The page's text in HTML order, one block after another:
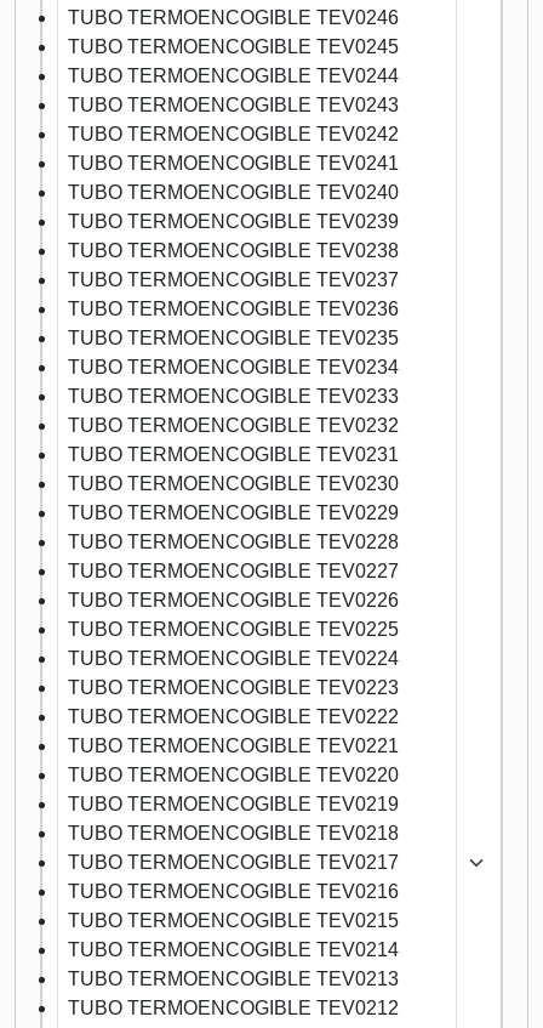
TUBO TERMOENCOGIBLE TEV0246
TUBO TERMOENCOGIBLE TEV0245
TUBO TERMOENCOGIBLE TEV0244
TUBO TERMOENCOGIBLE TEV0243
TUBO TERMOENCOGIBLE TEV0242
TUBO TERMOENCOGIBLE TEV0241
TUBO TERMOENCOGIBLE TEV0240
TUBO TERMOENCOGIBLE TEV0239
TUBO TERMOENCOGIBLE TEV0238
TUBO TERMOENCOGIBLE TEV0237
TUBO TERMOENCOGIBLE TEV0236
TUBO TERMOENCOGIBLE TEV0235
TUBO TERMOENCOGIBLE TEV0234
TUBO TERMOENCOGIBLE TEV0233
TUBO TERMOENCOGIBLE TEV0232
TUBO TERMOENCOGIBLE TEV0231
TUBO TERMOENCOGIBLE TEV0230
TUBO TERMOENCOGIBLE TEV0229
TUBO TERMOENCOGIBLE TEV0228
TUBO TERMOENCOGIBLE TEV0227
TUBO TERMOENCOGIBLE TEV0226
TUBO TERMOENCOGIBLE TEV0225
TUBO TERMOENCOGIBLE TEV0224
TUBO TERMOENCOGIBLE TEV0223
TUBO TERMOENCOGIBLE TEV0222
TUBO TERMOENCOGIBLE TEV0221
TUBO TERMOENCOGIBLE TEV0220
TUBO TERMOENCOGIBLE TEV0219
TUBO TERMOENCOGIBLE TEV0218
TUBO TERMOENCOGIBLE TEV0217
TUBO TERMOENCOGIBLE TEV0216
TUBO TERMOENCOGIBLE TEV0215
TUBO TERMOENCOGIBLE TEV0214
TUBO TERMOENCOGIBLE TEV0213
TUBO TERMOENCOGIBLE TEV0212